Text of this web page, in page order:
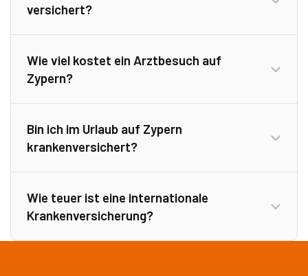
privaten Krankenversicherung
versichert?
Wie viel kostet ein Arztbesuch auf
Zypern?
internationale Krankenversicherung
Bin ich im Urlaub auf Zypern
krankenversichert?
Wie teuer ist eine internationale
Krankenversicherung?